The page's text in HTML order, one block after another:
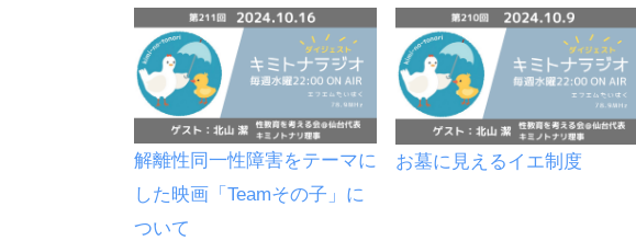
解離性同一性障害をテーマに
した映画「Teamその子」に
ついて
お墓に見えるイエ制度